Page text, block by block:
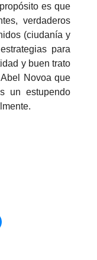
es que
verdaderos
(ciudanía y
para
y buen trato
Novoa que
un estupendo